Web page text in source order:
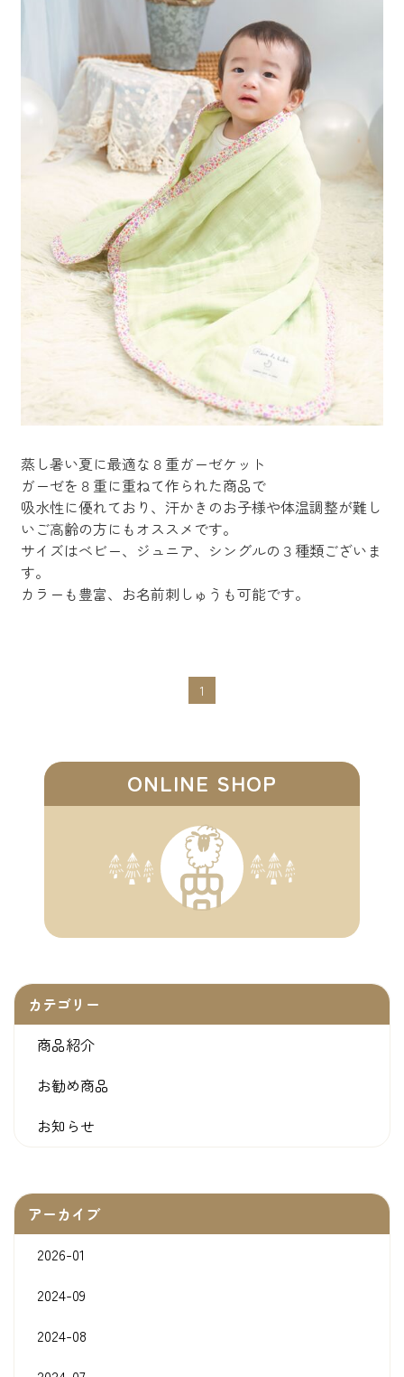
ONLINE SHOP
カテゴリー
商品紹介
お勧め商品
お知らせ
アーカイブ
2026-01
2024-09
2024-08
蒸し暑い夏に最適な８重ガーゼケット
ガーゼを８重に重ねて作られた商品で
吸水性に優れており、汗かきのお子様や体温調整が難し
いご高齢の方にもオススメです。
サイズはベビー、ジュニア、シングルの３種類ございま
す。
カラーも豊富、お名前刺しゅうも可能です。
1